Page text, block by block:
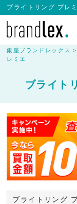
ブライトリング プレ
銀座ブランドレックス >
レミエ
ブライト
ブライトリング